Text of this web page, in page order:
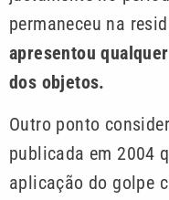
permaneceu na
apresentou
dos objetos.
Outro ponto
publicada em 2004
aplicação do golpe